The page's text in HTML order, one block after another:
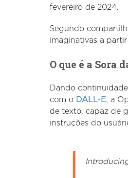
fevereiro de 2024.
Segundo
imaginativas a
O que é a Sora
Dando
com o DALL-E, a
de texto, capaz de
instruções do